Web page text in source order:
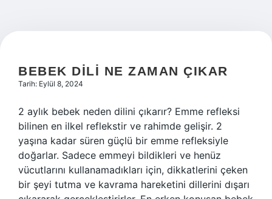
BEBEK DILI NE ZAMAN ÇIKAR
Tarih: Eylül 8, 2024
2 aylık bebek neden dilini çıkarır? Emme refleksi
bilinen en ilkel reflekstir ve rahimde gelişir. 2
yaşına kadar süren güçlü bir emme refleksiyle
doğarlar. Sadece emmeyi bildikleri ve henüz
vücutlarını kullanamadıkları için, dikkatlerini çeken
bir şeyi tutma ve kavrama hareketini dillerini dışarı